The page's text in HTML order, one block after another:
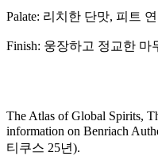
Palate: 리치한 단맛, 피트
Finish: 웅장하고 정교한 마
The Atlas of Global Spirits,
information on Benriach
티쿠스 25년).